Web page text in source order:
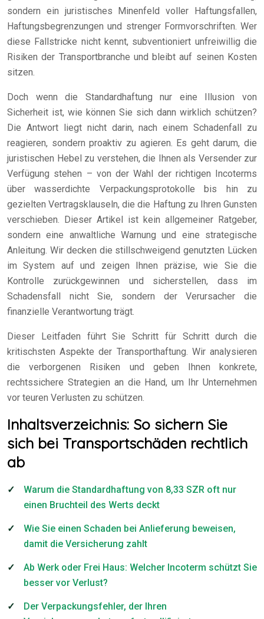
sondern ein juristisches Minenfeld voller Haftungsfallen,
Haftungsbegrenzungen und strenger Formvorschriften. Wer
diese Fallstricke nicht kennt, subventioniert unfreiwillig die
Risiken der Transportbranche und bleibt auf seinen Kosten
sitzen.
Doch wenn die Standardhaftung nur eine Illusion von
Sicherheit ist, wie können Sie sich dann wirklich schützen?
Die Antwort liegt nicht darin, nach einem Schadenfall zu
reagieren, sondern proaktiv zu agieren. Es geht darum, die
juristischen Hebel zu verstehen, die Ihnen als Versender zur
Verfügung stehen – von der Wahl der richtigen Incoterms
über wasserdichte Verpackungsprotokolle bis hin zu
gezielten Vertragsklauseln, die die Haftung zu Ihren Gunsten
verschieben. Dieser Artikel ist kein allgemeiner Ratgeber,
sondern eine anwaltliche Warnung und eine strategische
Anleitung. Wir decken die stillschweigend genutzten Lücken
im System auf und zeigen Ihnen präzise, wie Sie die
Kontrolle zurückgewinnen und sicherstellen, dass im
Schadensfall nicht Sie, sondern der Verursacher die
finanzielle Verantwortung trägt.
Dieser Leitfaden führt Sie Schritt für Schritt durch die
kritischsten Aspekte der Transporthaftung. Wir analysieren
die verborgenen Risiken und geben Ihnen konkrete,
rechtssichere Strategien an die Hand, um Ihr Unternehmen
vor teuren Verlusten zu schützen.
Inhaltsverzeichnis: So sichern Sie
sich bei Transportschäden rechtlich
ab
Warum die Standardhaftung von 8,33 SZR oft nur
einen Bruchteil des Werts deckt
Wie Sie einen Schaden bei Anlieferung beweisen,
damit die Versicherung zahlt
Ab Werk oder Frei Haus: Welcher Incoterm schützt Sie
besser vor Verlust?
Der Verpackungsfehler, der Ihren